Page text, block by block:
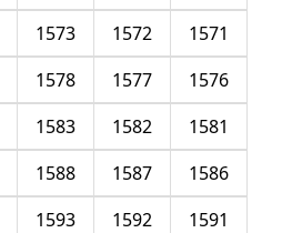
1571
1572
1573
1576
1577
1578
1581
1582
1583
1586
1587
1588
1591
1592
1593